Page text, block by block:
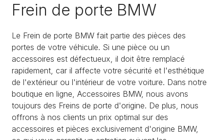
Frein de porte BMW
Le Frein de porte BMW fait partie des pièces des
portes de votre véhicule. Si une pièce ou un
accessoires est défectueux, il doit être remplacé
rapidement, car il affecte votre sécurité et l'esthétique
de l'extérieur ou l'intérieur de votre voiture. Dans notre
boutique en ligne, Accessoires BMW, nous avons
toujours des Freins de porte d'origine. De plus, nous
offrons à nos clients un prix optimal sur des
accessoires et pièces exclusivement d'origine BMW,